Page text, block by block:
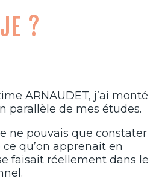
?
ARNAUDET, j’ai monté
parallèle de mes études.
ne pouvais que constater
qu’on apprenait en
faisait réellement dans le